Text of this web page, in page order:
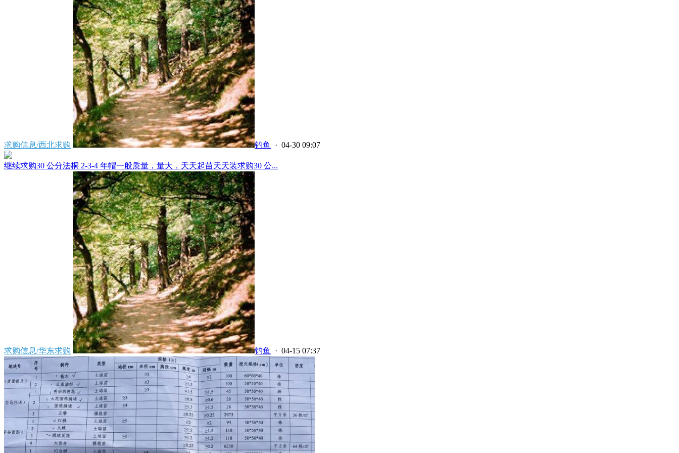
求购信息/西北求购 钓鱼 · 04-30 09:07
继续求购30 公分法桐 2-3-4 年帽一般质量，量大，天天起苗天天装求购30 公...
求购信息/华东求购 钓鱼 · 04-15 07:37